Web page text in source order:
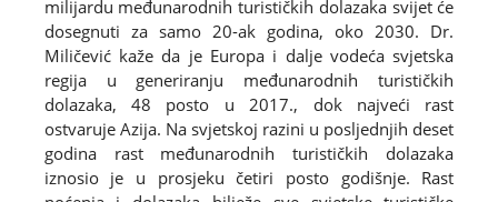
milijardu međunarodnih turističkih dolazaka svijet će
dosegnuti za samo 20-ak godina, oko 2030. Dr.
Miličević kaže da je Europa i dalje vodeća svjetska
regija u generiranju međunarodnih turističkih
dolazaka, 48 posto u 2017., dok najveći rast
ostvaruje Azija. Na svjetskoj razini u posljednjih deset
godina rast međunarodnih turističkih dolazaka
iznosio je u prosjeku četiri posto godišnje. Rast